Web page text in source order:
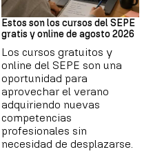
Formación
Estos son los cursos del SEPE
gratis y online de agosto 2026
Los cursos gratuitos y
online del SEPE son una
oportunidad para
aprovechar el verano
adquiriendo nuevas
competencias
profesionales sin
necesidad de desplazarse.